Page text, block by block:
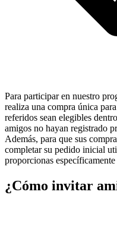
Para participar en nuestro
realiza una compra única
referidos sean elegibles
amigos no hayan registrado
Además, para que sus
completar su pedido inicial
proporcionas
¿Cómo invitar